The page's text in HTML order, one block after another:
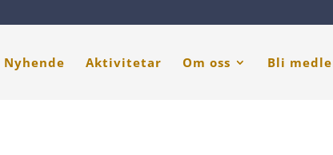
Nyhende Aktivitetar Om oss Bli